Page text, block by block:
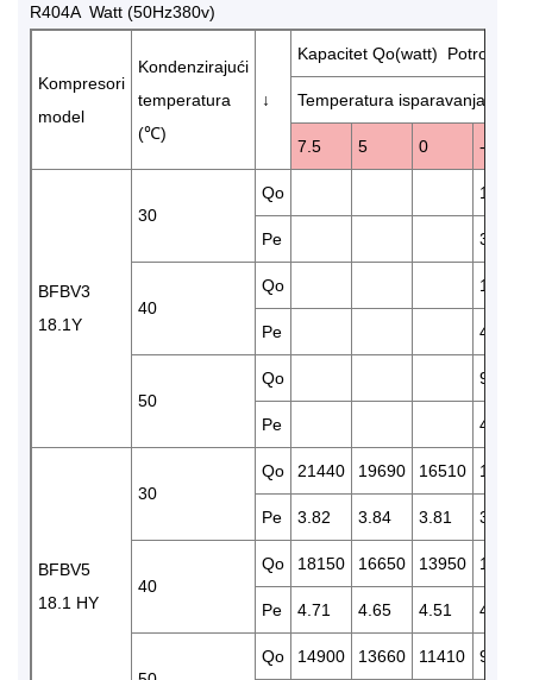
R404A Watt (50Hz380v)
Kompresori
model
Kondenzirajući
temperatura
(℃)
↓
Kapacitet Qo(watt) Potrošnja
Temperatura isparavanja (℃)
7.5 5 0 -5
BFBV3
18.1Y
30
Qo 13650
Pe 3.89
40
Qo 11500
Pe 4.47
50
Qo 9400
Pe 4.97
BFBV5
18.1 HY
30
Qo 21440 19690 16510 13740
Pe 3.82 3.84 3.81 3.71
40
Qo 18150 16650 13950 11590
Pe 4.71 4.65 4.51 4.31
Qo 14900 13660 11410 9450